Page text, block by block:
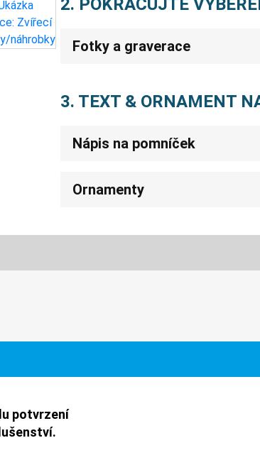
2. POKRAČUJTE
Fotky a graverace
3. TEXT & ORNAMENT
Nápis na pomníček
Ornamenty
potvrzení